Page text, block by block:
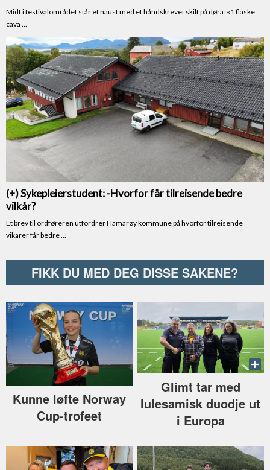
FIKK DU MED DEG DISSE SAKENE?
Kunne løfte Norway
Cup-trofeet
Glimt tar med
lulesamisk duodje ut
i Europa